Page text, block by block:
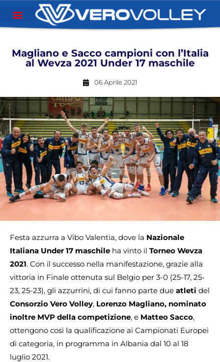
Magliano e Sacco campioni con l’Italia
al Wevza 2021 Under 17 maschile
06 Aprile 2021
Festa azzurra a Vibo Valentia, dove la Nazionale
Italiana Under 17 maschile ha vinto il Torneo Wevza
2021. Con il successo nella manifestazione, grazie alla
vittoria in Finale ottenuta sul Belgio per 3-0 (25-17, 25-
23, 25-23), gli azzurrini, di cui fanno parte due atleti del
Consorzio Vero Volley, Lorenzo Magliano, nominato
inoltre MVP della competizione, e Matteo Sacco,
ottengono così la qualificazione ai Campionati Europei
di categoria, in programma in Albania dal 10 al 18
luglio 2021.